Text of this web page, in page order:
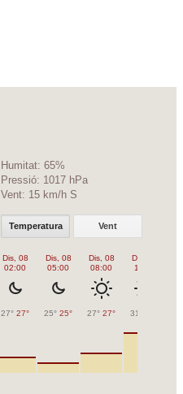
Humitat: 65%
Pressió: 1017 hPa
Vent: 15 km/h S
Temperatura Vent
Dis, 08
02:00
27° 27°
Dis, 08
05:00
25° 25°
Dis, 08
08:00
27° 27°
Dis, 08
11:00
31°